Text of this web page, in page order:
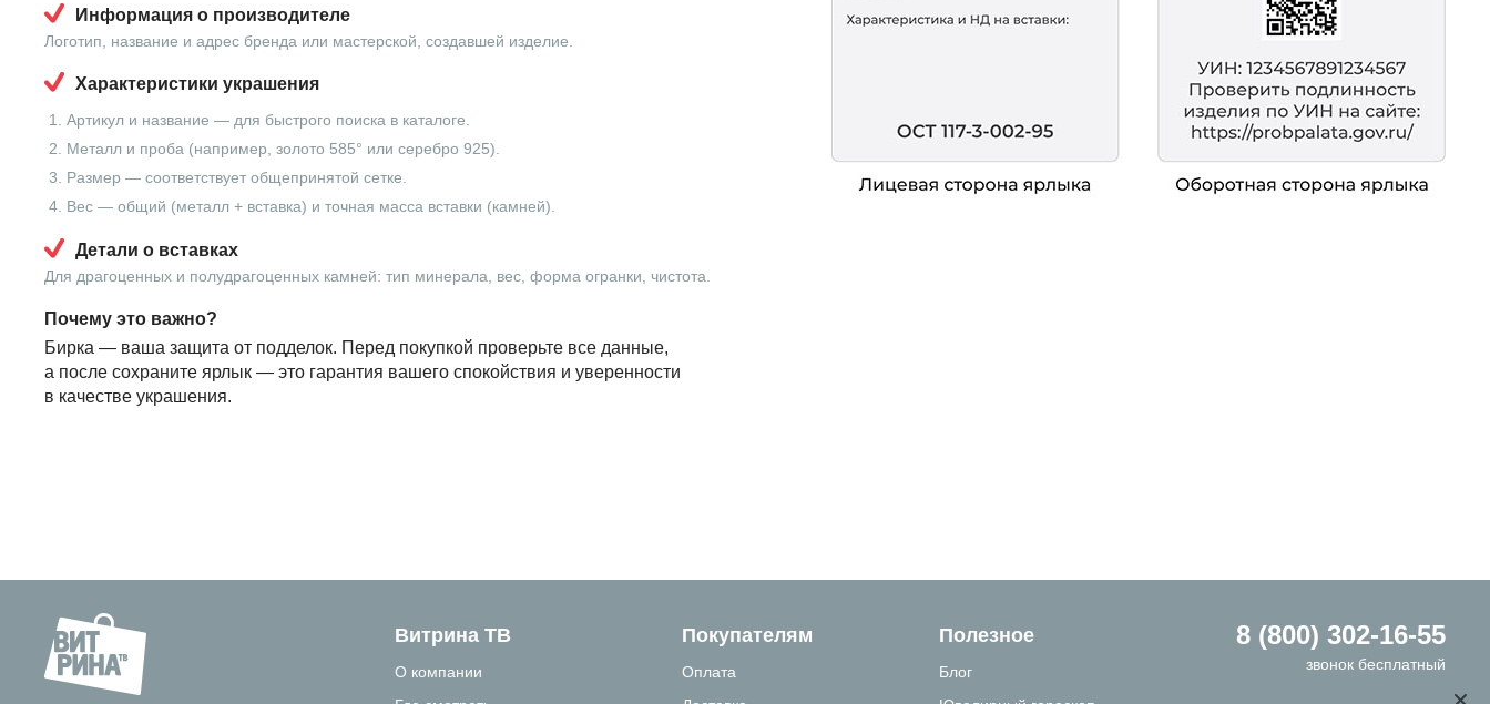
Информация о производителе
Логотип, название и адрес бренда или мастерской, создавшей изделие.
Характеристики украшения
Артикул и название — для быстрого поиска в каталоге.
Металл и проба (например, золото 585° или серебро 925).
Размер — соответствует общепринятой сетке.
Вес — общий (металл + вставка) и точная масса вставки (камней).
Детали о вставках
Для драгоценных и полудрагоценных камней: тип минерала, вес, форма огранки, чистота.
Почему это важно?
Бирка — ваша защита от подделок. Перед покупкой проверьте все данные,
а после сохраните ярлык — это гарантия вашего спокойствия и уверенности
в качестве украшения.
Витрина ТВ
О компании
Покупателям
Оплата
Полезное
Блог
8 (800) 302-16-55
звонок бесплатный